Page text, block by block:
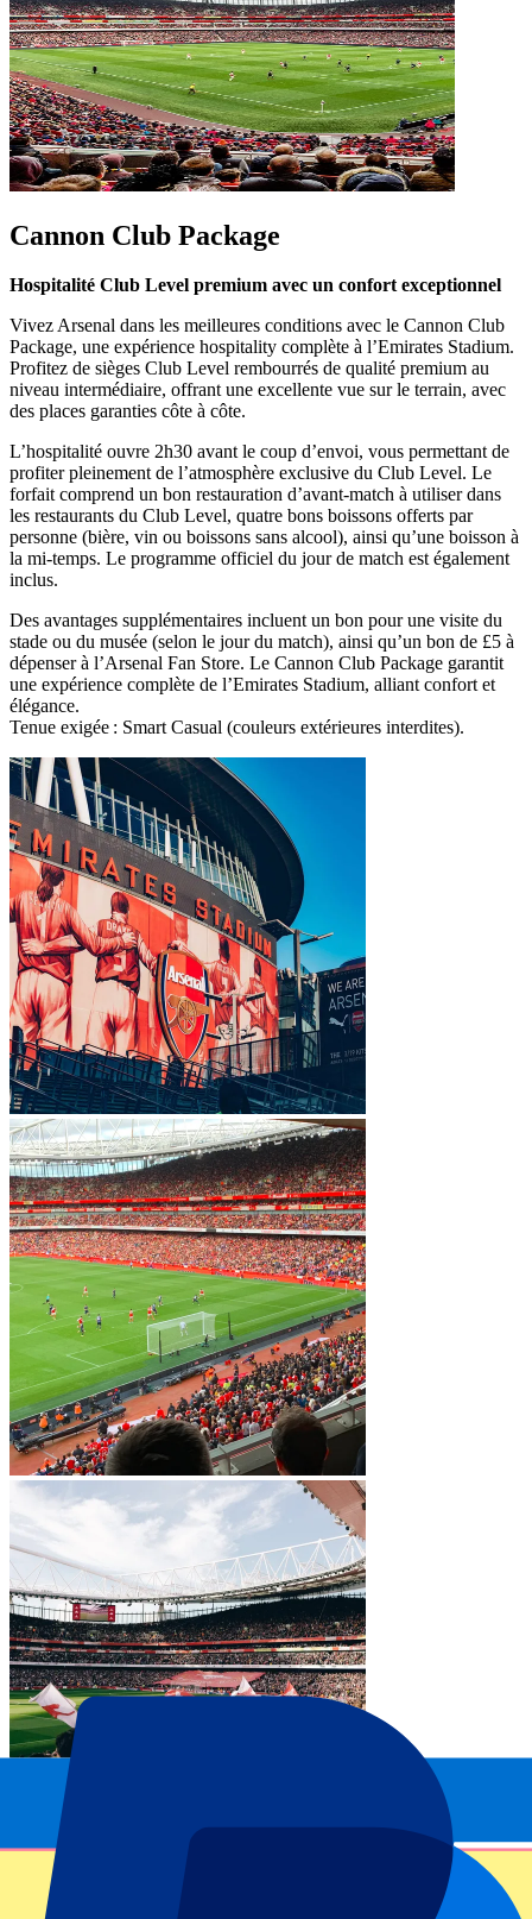
Cannon Club Package
Hospitalité Club Level premium avec un confort exceptionnel
Vivez Arsenal dans les meilleures conditions avec le Cannon Club
Package, une expérience hospitality complète à l’Emirates Stadium.
Profitez de sièges Club Level rembourrés de qualité premium au
niveau intermédiaire, offrant une excellente vue sur le terrain, avec
des places garanties côte à côte.
L’hospitalité ouvre 2h30 avant le coup d’envoi, vous permettant de
profiter pleinement de l’atmosphère exclusive du Club Level. Le
forfait comprend un bon restauration d’avant‑match à utiliser dans
les restaurants du Club Level, quatre bons boissons offerts par
personne (bière, vin ou boissons sans alcool), ainsi qu’une boisson à
la mi‑temps. Le programme officiel du jour de match est également
inclus.
Des avantages supplémentaires incluent un bon pour une visite du
stade ou du musée (selon le jour du match), ainsi qu’un bon de £5 à
dépenser à l’Arsenal Fan Store. Le Cannon Club Package garantit
une expérience complète de l’Emirates Stadium, alliant confort et
élégance.
Tenue exigée : Smart Casual (couleurs extérieures interdites).